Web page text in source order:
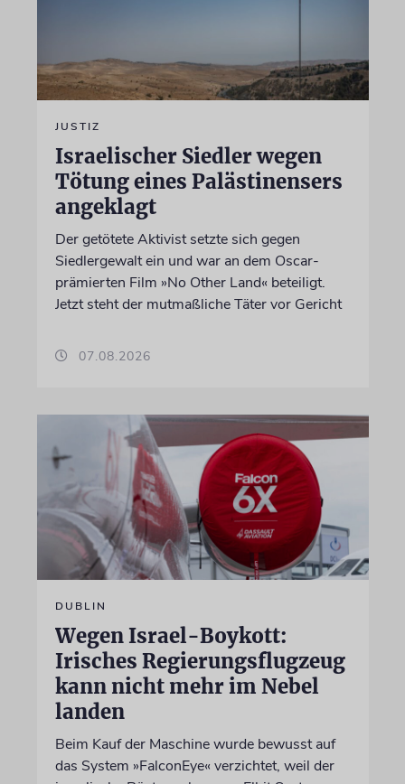
JUSTIZ
Israelischer Siedler wegen
Tötung eines Palästinensers
angeklagt
Der getötete Aktivist setzte sich gegen
Siedlergewalt ein und war an dem Oscar-
prämierten Film »No Other Land« beteiligt.
Jetzt steht der mutmaßliche Täter vor Gericht
07.08.2026
DUBLIN
Wegen Israel-Boykott:
Irisches Regierungsflugzeug
kann nicht mehr im Nebel
landen
Beim Kauf der Maschine wurde bewusst auf
das System »FalconEye« verzichtet, weil der